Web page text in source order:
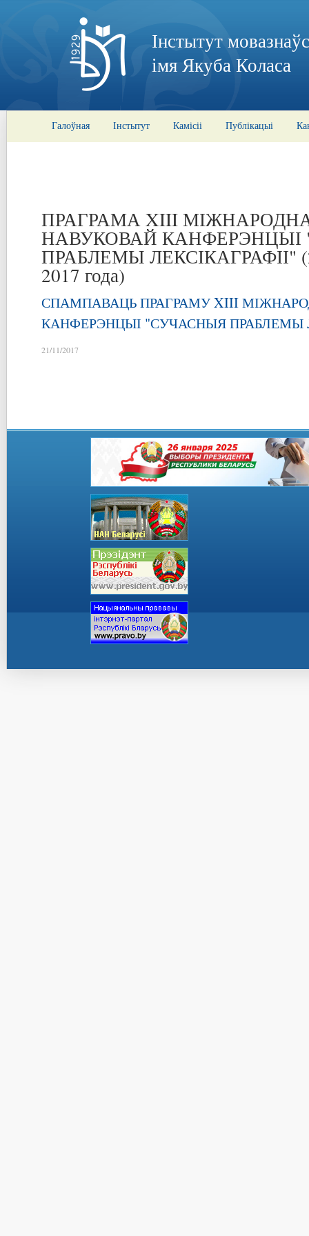
Інстытут
імя Якуба Коласа
Галоўная Інстытут Камісіі Публікацыі
ПРАГРАМА XIII
НАВУКОВАЙ
ПРАБЛЕМЫ ЛЕКСІКАГРАФІІ"
2017 года)
СПАМПАВАЦЬ ПРАГРАМУ XIII
КАНФЕРЭНЦЫІ "СУЧАСНЫЯ ПРАБЛЕМЫ
21/11/2017